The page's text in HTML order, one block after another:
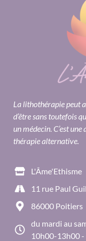
La lithothérapie peut
d’être sans toutefois
un médecin. C’est
thérapie alternative.
L'Âme'Ethisme
11 rue Paul
86000 Poitiers
du mardi au
10h00-13h00